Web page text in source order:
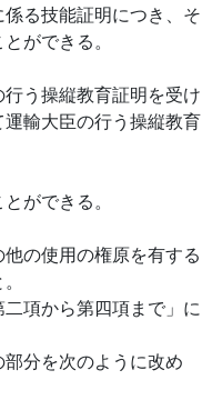
る技能証明につき、そ
ができる。
う操縦教育証明を受け
輸大臣の行う操縦教育
ができる。
の使用の権原を有する
項から第四項まで」に
分を次のように改め